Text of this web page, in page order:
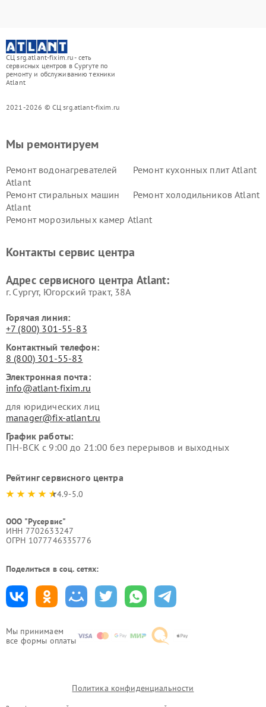
СЦ srg.atlant-fixim.ru - сеть
сервисных центров в Сургуте по
ремонту и обслуживанию техники
Atlant
2021-2026 © СЦ srg.atlant-fixim.ru
Мы принимаем
все формы оплаты
Мы ремонтируем
Ремонт водонагревателей
Atlant
Ремонт кухонных плит Atlant
Ремонт стиральных машин
Atlant
Ремонт холодильников Atlant
Ремонт морозильных камер Atlant
Контакты сервис центра
Адрес сервисного центра Atlant:
г. Сургут, Югорский тракт, 38А
Горячая линия:
+7 (800) 301-55-83
Контактный телефон:
8 (800) 301-55-83
Электронная почта:
info@atlant-fixim.ru
для юридических лиц
manager@fix-atlant.ru
График работы:
ПН-ВСК с 9:00 до 21:00 без перерывов и выходных
Рейтинг сервисного центра
4.9-5.0
ООО "Русервис"
ИНН 7702633247
ОГРН 1077746335776
Поделиться в соц. сетях:
Политика конфиденциальности